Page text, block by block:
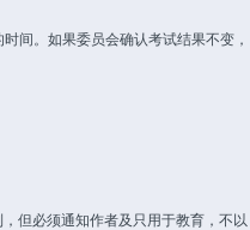
间。如果委员会确认考试结果不变，
但必须通知作者及只用于教育，不以